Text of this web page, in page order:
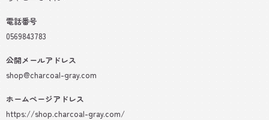
電話番号
0569843783
公開メールアドレス
shop@charcoal-gray.com
ホームページアドレス
https://shop.charcoal-gray.com/